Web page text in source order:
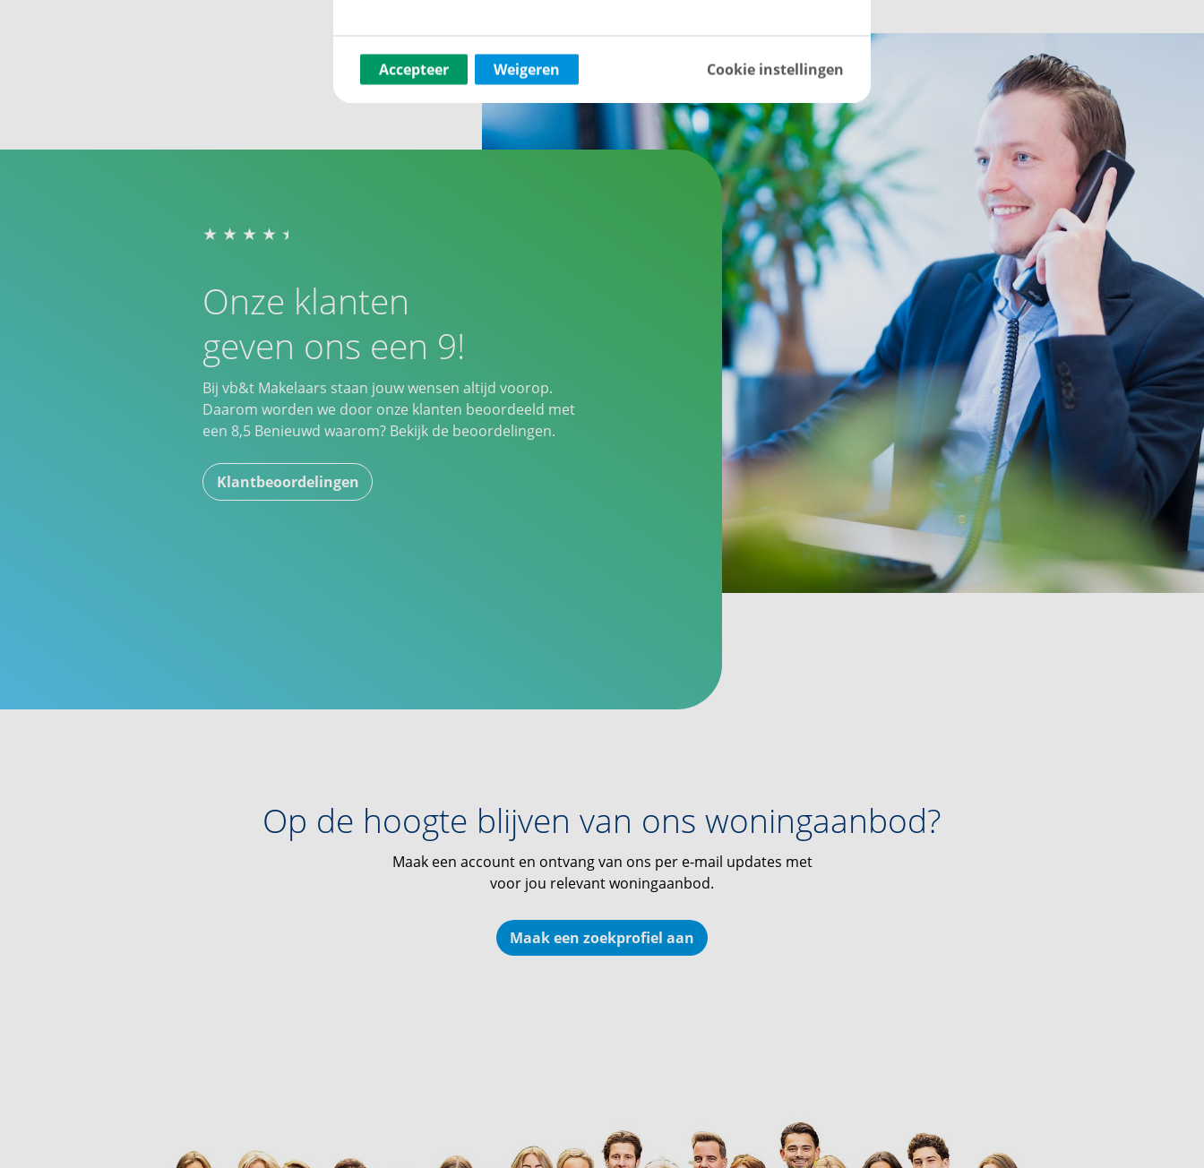
Onze klanten
geven ons een 9!
Bij vb&t Makelaars staan jouw wensen altijd voorop.
Daarom worden we door onze klanten beoordeeld met
een 8,5 Benieuwd waarom? Bekijk de beoordelingen.
Klantbeoordelingen
Op de hoogte blijven van ons woningaanbod?
Maak een account en ontvang van ons per e-mail updates met
voor jou relevant woningaanbod.
Maak een zoekprofiel aan
Accepteer Weigeren Cookie instellingen